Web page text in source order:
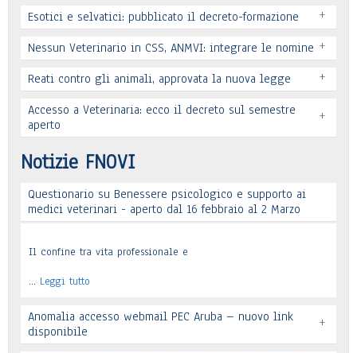
Esotici e selvatici: pubblicato il decreto-formazione +
Leggi tutto
Nessun Veterinario in CSS, ANMVI: integrare le nomine +
Leggi tutto
Reati contro gli animali, approvata la nuova legge +
Leggi tutto
Accesso a Veterinaria: ecco il decreto sul semestre
aperto
+
Leggi tutto
Notizie FNOVI
Questionario su Benessere psicologico e supporto ai
medici veterinari - aperto dal 16 febbraio al 2 Marzo
Il confine tra vita professionale e
… Leggi tutto
Anomalia accesso webmail PEC Aruba – nuovo link
disponibile
+